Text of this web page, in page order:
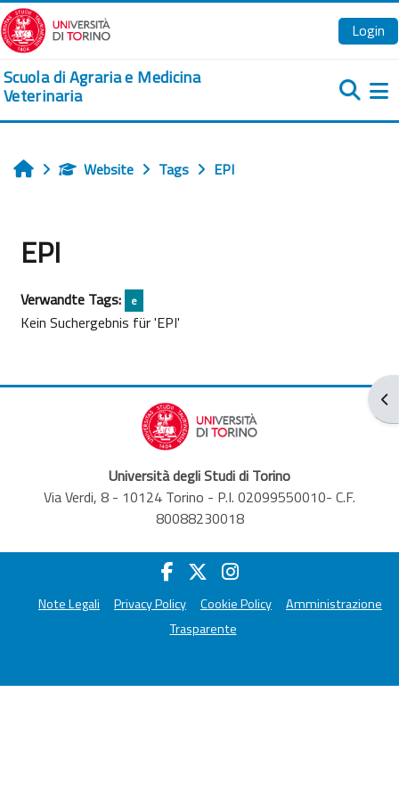
Zum Hauptinhalt
Login
Scuola di Agraria e Medicina
Veterinaria
Startseite
Website Tags EPI
EPI
Verwandte Tags: e
Kein Suchergebnis für 'EPI'
Università degli Studi di Torino
Via Verdi, 8 - 10124 Torino - P.I. 02099550010- C.F.
80088230018
Note Legali Privacy Policy Cookie Policy
Amministrazione
Trasparente